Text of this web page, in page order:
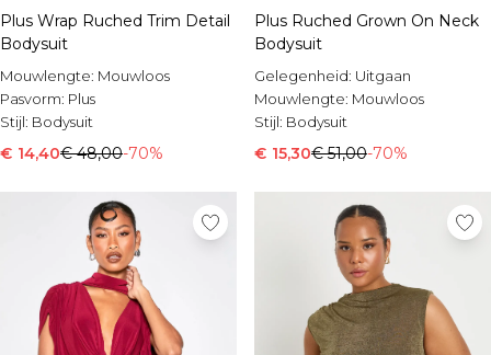
Plus Wrap Ruched Trim Detail
Bodysuit
Mouwlengte: Mouwloos
Pasvorm: Plus
Stijl: Bodysuit
€ 14,40€ 48,00-70%
Plus Ruched Grown On Neck
Bodysuit
Gelegenheid: Uitgaan
Mouwlengte: Mouwloos
Stijl: Bodysuit
€ 15,30€ 51,00-70%